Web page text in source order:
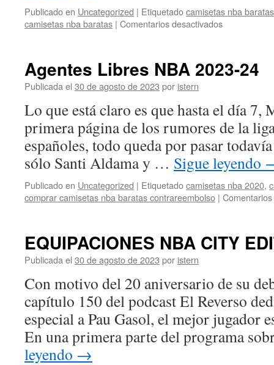
Publicado en Uncategorized | Etiquetadocamisetas nba
camisetas nba baratas | Comentarios desactivadosen
En
Agentes Libres NBA 2023-24
Publicada el 30 de agosto de 2023 por istern
Lo que está claro es que hasta el día 7,
primera página de los rumores de la
españoles, todo queda por pasar
sólo Santi Aldama y … Sigue leyendo
Publicado en Uncategorized | Etiquetadocamisetas nba 2020,
comprar camisetas nba baratas contrareembolso |
EQUIPACIONES NBA CITY
Publicada el 30 de agosto de 2023 por istern
Con motivo del 20 aniversario de su
capítulo 150 del podcast El Reverso
especial a Pau Gasol, el mejor jugador
En una primera parte del programa
leyendo →